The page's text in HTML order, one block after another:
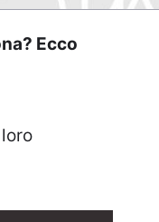
Ecco